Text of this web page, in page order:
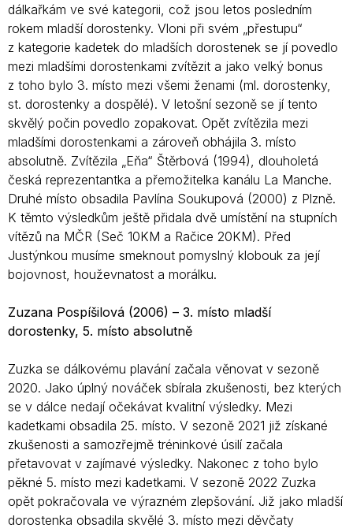
dálkařkám ve své kategorii, což jsou letos posledním
rokem mladší dorostenky. Vloni při svém „přestupu“
z kategorie kadetek do mladších dorostenek se jí povedlo
mezi mladšími dorostenkami zvítězit a jako velký bonus
z toho bylo 3. místo mezi všemi ženami (ml. dorostenky,
st. dorostenky a dospělé). V letošní sezoně se jí tento
skvělý počin povedlo zopakovat. Opět zvítězila mezi
mladšími dorostenkami a zároveň obhájila 3. místo
absolutně. Zvítězila „Eňa“ Štěrbová (1994), dlouholetá
česká reprezentantka a přemožitelka kanálu La Manche.
Druhé místo obsadila Pavlína Soukupová (2000) z Plzně.
K těmto výsledkům ještě přidala dvě umístění na stupních
vítězů na MČR (Seč 10KM a Račice 20KM). Před
Justýnkou musíme smeknout pomyslný klobouk za její
bojovnost, houževnatost a morálku.
Zuzana Pospíšilová (2006) – 3. místo mladší
dorostenky, 5. místo absolutně
Zuzka se dálkovému plavání začala věnovat v sezoně
2020. Jako úplný nováček sbírala zkušenosti, bez kterých
se v dálce nedají očekávat kvalitní výsledky. Mezi
kadetkami obsadila 25. místo. V sezoně 2021 již získané
zkušenosti a samozřejmě tréninkové úsilí začala
přetavovat v zajímavé výsledky. Nakonec z toho bylo
pěkné 5. místo mezi kadetkami. V sezoně 2022 Zuzka
opět pokračovala ve výrazném zlepšování. Již jako mladší
dorostenka obsadila skvělé 3. místo mezi děvčaty